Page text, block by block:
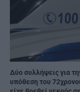
Δύο συλλήψεις για
υπόθεση του